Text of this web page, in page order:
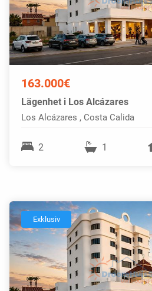
163.000€
Lägenhet i Los Alcázares
Los Alcázares , Costa Calida
2 1
Exklusiv